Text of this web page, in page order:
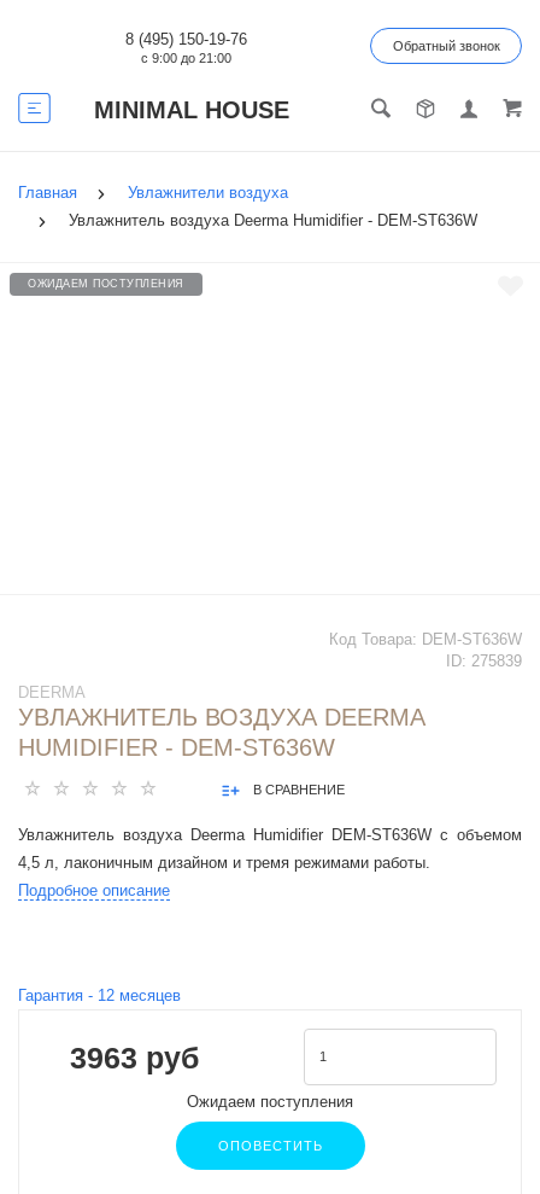
MINIMAL HOUSE
8 (495) 150-19-76
с 9:00 до 21:00
Обратный звонок
Главная
Увлажнители воздуха
Увлажнитель воздуха Deerma Humidifier - DEM-ST636W
ОЖИДАЕМ ПОСТУПЛЕНИЯ
Код Товара: DEM-ST636W
ID: 275839
DEERMA
УВЛАЖНИТЕЛЬ ВОЗДУХА DEERMA
HUMIDIFIER - DEM-ST636W
В СРАВНЕНИЕ
Увлажнитель воздуха Deerma Humidifier DEM-ST636W с объемом
4,5 л, лаконичным дизайном и тремя режимами работы.
Подробное описание
Гарантия - 12 месяцев
3963 руб
Ожидаем поступления
ОПОВЕСТИТЬ